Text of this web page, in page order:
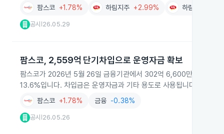
팜스코 +1.78% 하림지주 +2.99% 하림
공시 26.05.29
팜스코, 2,559억 단기차입으로 운영자금 확보
팜스코가 2026년 5월 26일 금융기관에서 302억 6,600만원의 단기
13.6%입니다. 차입금은 운영자금과 기타 용도로 사용됩니다.
팜스코 +1.78% 금융 -0.38%
공시 26.05.26